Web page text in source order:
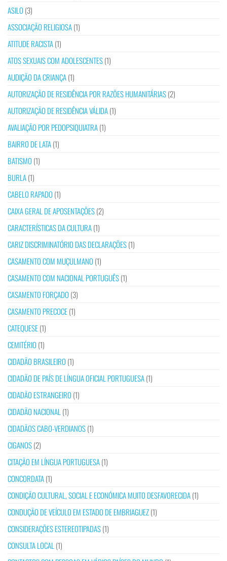
ASILO (3)
ASSOCIAÇÃO RELIGIOSA(1)
ATITUDE RACISTA(1)
ATOS SEXUAIS COM ADOLESCENTES(1)
AUDIÇÃO DA CRIANÇA(1)
AUTORIZAÇÃO DE RESIDÊNCIA POR RAZÕES HUMANITÁRIAS(2)
AUTORIZAÇÃO DE RESIDÊNCIA VÁLIDA(1)
AVALIAÇÃO POR PEDOPSIQUIATRA(1)
BAIRRO DE LATA(1)
BATISMO (1)
BURLA(1)
CABELO RAPADO (1)
CAIXA GERAL DE APOSENTAÇÕES(2)
CARACTERÍSTICAS DA CULTURA(1)
CARIZ DISCRIMINATÓRIO DAS DECLARAÇÕES(1)
CASAMENTO COM MUÇULMANO (1)
CASAMENTO COM NACIONAL PORTUGUÊS(1)
CASAMENTO FORÇADO (3)
CASAMENTO PRECOCE(1)
CATEQUESE(1)
CEMITÉRIO (1)
CIDADÃO BRASILEIRO (1)
CIDADÃO DE PAÍS DE LÍNGUA OFICIAL PORTUGUESA(1)
CIDADÃO ESTRANGEIRO (1)
CIDADÃO NACIONAL (1)
CIDADÃOS CABO-VERDIANOS(1)
CIGANOS(2)
CITAÇÃO EM LÍNGUA PORTUGUESA(1)
CONCORDATA(1)
CONDIÇÃO CULTURAL, SOCIAL E ECONÓMICA MUITO DESFAVORECIDA(1)
CONDUÇÃO DE VEÍCULO EM ESTADO DE EMBRIAGUEZ(1)
CONSIDERAÇÕES ESTEREOTIPADAS(1)
CONSULTA LOCAL (1)